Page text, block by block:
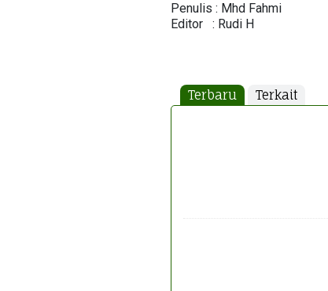
Penulis : Mhd Fahmi
Editor : Rudi H
Terbaru Terkait